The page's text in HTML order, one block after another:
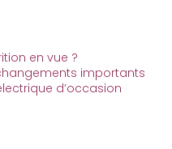
en vue ?
importants
d’occasion